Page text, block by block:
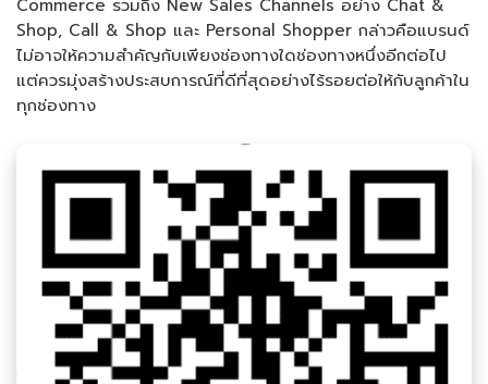
Commerce รวมถึง New Sales Channels อย่าง Chat &
Shop, Call & Shop และ Personal Shopper กล่าวคือแบรนด์
ไม่อาจให้ความสำคัญกับเพียงช่องทางใดช่องทางหนึ่งอีกต่อไป
แต่ควรมุ่งสร้างประสบการณ์ที่ดีที่สุดอย่างไร้รอยต่อให้กับลูกค้าใน
ทุกช่องทาง